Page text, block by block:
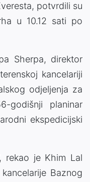
potvrdili su
u 10.12 sati po
Sherpa, direktor
kancelariji
odjeljenja za
godišnji planinar
ekspedicijski
rekao je Khim Lal
Baznog